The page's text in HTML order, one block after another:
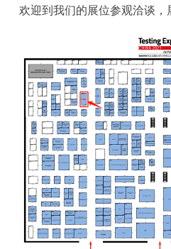
欢迎到我们的展位参观洽谈，